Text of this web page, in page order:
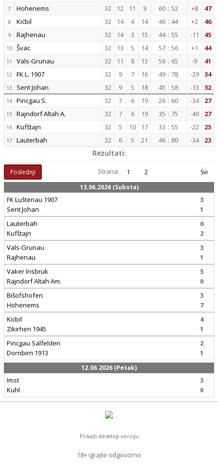
7 Hohenems 32 12 11 9 60 : 52 +8 47
8 Kicbil 32 14 4 14 46 : 44 +2 46
9 Rajhenau 32 14 3 15 44 : 55 -11 45
10 Švac 32 13 5 14 57 : 56 +1 44
11 Vals-Grunau 32 11 8 13 56 : 65 -9 41
12 FK L. 1907 32 9 7 16 49 : 78 -29 34
13 Sent Johan 32 9 5 18 45 : 58 -13 32
14 Pincgau S. 32 7 6 19 26 : 60 -34 27
15 Rajndorf Altah A. 32 7 6 19 35 : 75 -40 27
16 Kufštajn 32 5 10 17 33 : 55 -22 25
17 Lauterbah 32 6 5 21 46 : 80 -34 23
Rezultati:
Poslednji Strana: 1 2
Svi
13.06.2026 (Subota)
FK Luštenau 1907
Sent Johan
3
1
Lauterbah
Kufštajn
6
2
Vals-Grunau
Rajhenau
3
1
Vaker Insbruk
Rajndorf Altah Am.
5
0
Bišofshofen
Hohenems
3
7
Kicbil
Zikirhen 1945
4
1
Pincgau Salfelden
Dornbirn 1913
2
1
12.06.2026 (Petak)
Imst
Kuhl
3
0
Prikaži desktop verziju
18+ igrajte odgovorno